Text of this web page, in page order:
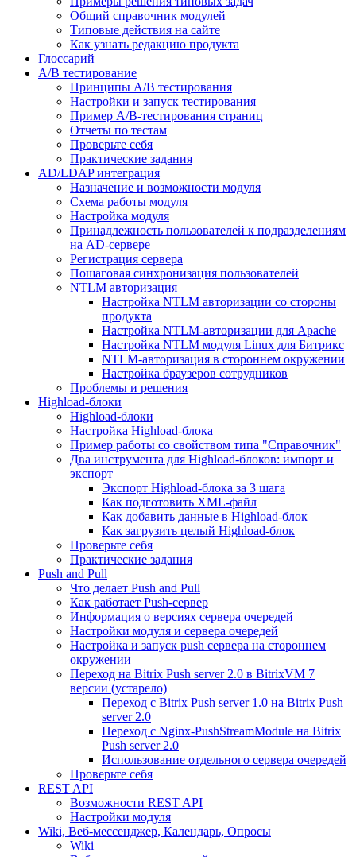
Общий справочник модулей
Типовые действия на сайте
Как узнать редакцию продукта
Глоссарий
A/B тестирование
Принципы A/B тестирования
Настройки и запуск тестирования
Пример A/B-тестирования страниц
Отчеты по тестам
Проверьте себя
Практические задания
AD/LDAP интеграция
Назначение и возможности модуля
Схема работы модуля
Настройка модуля
Принадлежность пользователей к подразделениям
на AD-сервере
Регистрация сервера
Пошаговая синхронизация пользователей
NTLM авторизация
Настройка NTLM авторизации со стороны
продукта
Настройка NTLM-авторизации для Apache
Настройка NTLM модуля Linux для Битрикс
NTLM-авторизация в стороннем окружении
Настройка браузеров сотрудников
Проблемы и решения
Highload-блоки
Highload-блоки
Настройка Highload-блока
Пример работы со свойством типа "Справочник"
Два инструмента для Highload-блоков: импорт и
экспорт
Экспорт Highload-блока за 3 шага
Как подготовить XML-файл
Как добавить данные в Highload-блок
Как загрузить целый Highload-блок
Проверьте себя
Практические задания
Push and Pull
Что делает Push and Pull
Как работает Push-сервер
Информация о версиях сервера очередей
Настройки модуля и сервера очередей
Настройка и запуск push сервера на стороннем
окружении
Переход на Bitrix Push server 2.0 в BitrixVM 7
версии (устарело)
Переход с Bitrix Push server 1.0 на Bitrix Push
server 2.0
Переход с Nginx-PushStreamModule на Bitrix
Push server 2.0
Использование отдельного сервера очередей
Проверьте себя
REST API
Возможности REST API
Настройки модуля
Wiki, Веб-мессенджер, Календарь, Опросы
Wiki